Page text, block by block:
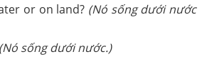
or on land? (Nó sống dưới nước
(Nó sống dưới nước.)